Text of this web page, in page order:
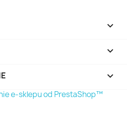


keyboard_arrow_down
e-sklepu od PrestaShop™